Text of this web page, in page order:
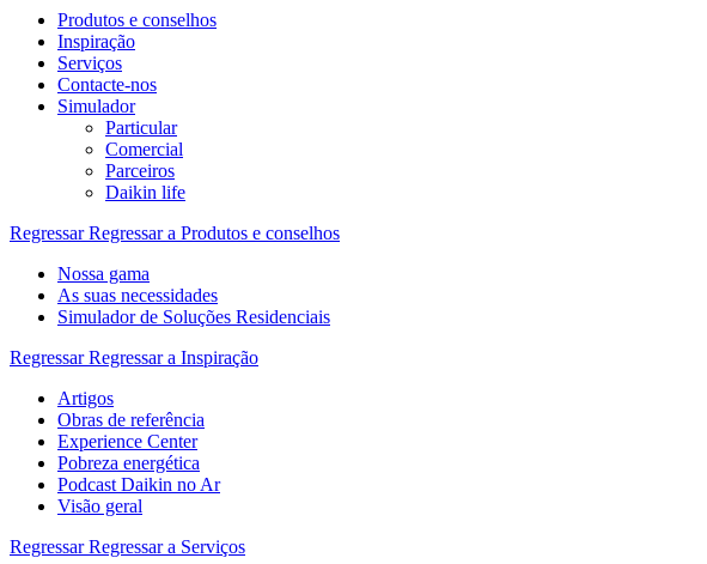
Produtos e conselhos
Inspiração
Serviços
Contacte-nos
Simulador
Particular
Comercial
Parceiros
Daikin life
Regressar Regressar a Produtos e conselhos
Nossa gama
As suas necessidades
Simulador de Soluções Residenciais
Regressar Regressar a Inspiração
Artigos
Obras de referência
Experience Center
Pobreza energética
Podcast Daikin no Ar
Visão geral
Regressar Regressar a Serviços